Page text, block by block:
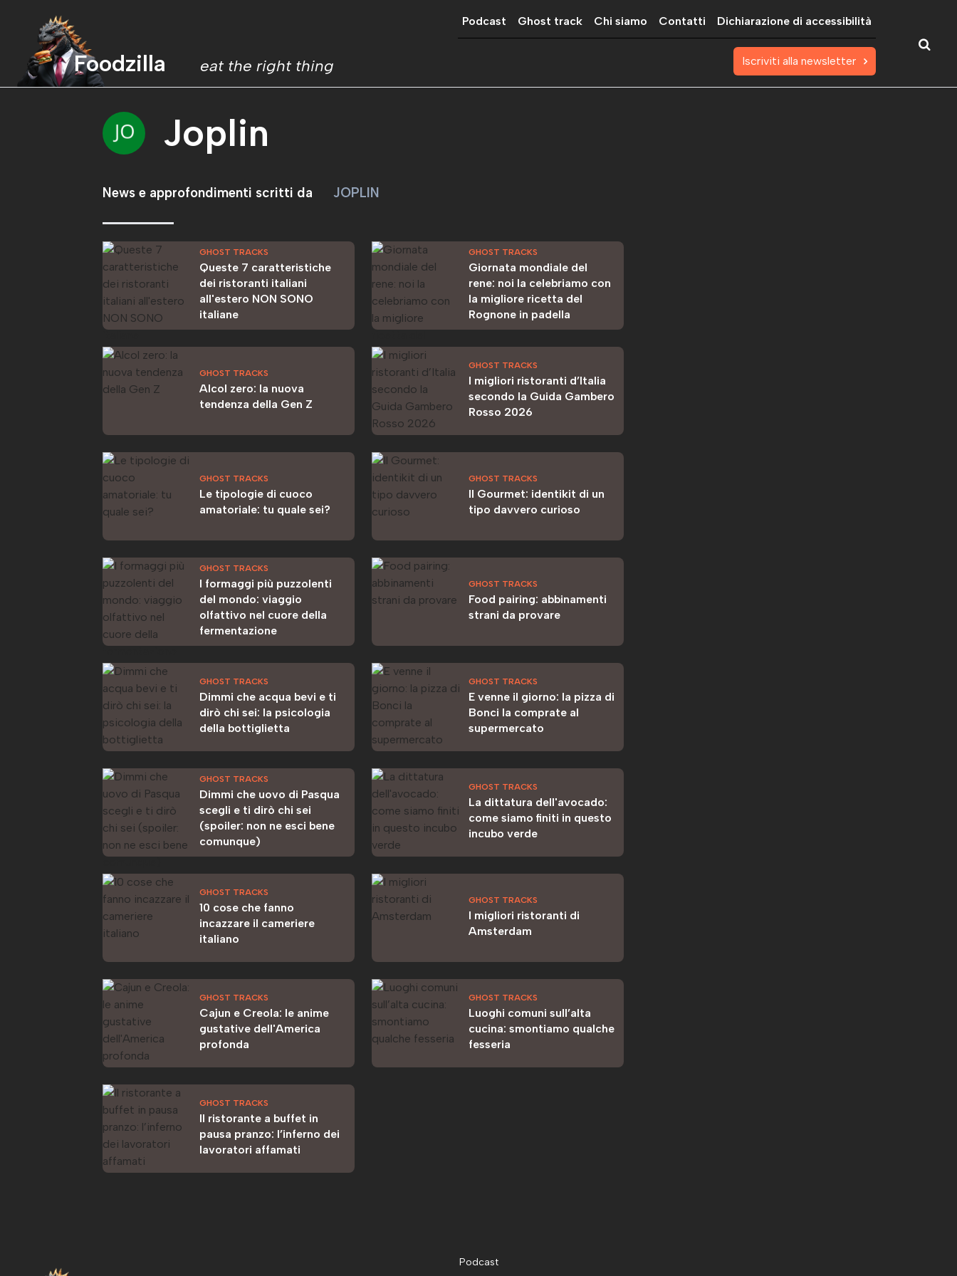
Foodzilla eat the right thing
Podcast Ghost track Chi siamo Contatti Dichiarazione di accessibilità
Iscriviti alla newsletter
Joplin
News e approfondimenti scritti da JOPLIN
GHOST TRACKS
Queste 7 caratteristiche
dei ristoranti italiani
all'estero NON SONO
italiane
GHOST TRACKS
Giornata mondiale del
rene: noi la celebriamo con
la migliore ricetta del
Rognone in padella
GHOST TRACKS
Alcol zero: la nuova
tendenza della Gen Z
GHOST TRACKS
I migliori ristoranti d’Italia
secondo la Guida Gambero
Rosso 2026
GHOST TRACKS
Le tipologie di cuoco
amatoriale: tu quale sei?
GHOST TRACKS
Il Gourmet: identikit di un
tipo davvero curioso
GHOST TRACKS
I formaggi più puzzolenti
del mondo: viaggio
olfattivo nel cuore della
fermentazione
GHOST TRACKS
Food pairing: abbinamenti
strani da provare
GHOST TRACKS
Dimmi che acqua bevi e ti
dirò chi sei: la psicologia
della bottiglietta
GHOST TRACKS
E venne il giorno: la pizza di
Bonci la comprate al
supermercato
GHOST TRACKS
Dimmi che uovo di Pasqua
scegli e ti dirò chi sei
(spoiler: non ne esci bene
comunque)
GHOST TRACKS
La dittatura dell'avocado:
come siamo finiti in questo
incubo verde
GHOST TRACKS
10 cose che fanno
incazzare il cameriere
italiano
GHOST TRACKS
I migliori ristoranti di
Amsterdam
GHOST TRACKS
Cajun e Creola: le anime
gustative dell'America
profonda
GHOST TRACKS
Luoghi comuni sull’alta
cucina: smontiamo qualche
fesseria
GHOST TRACKS
Il ristorante a buffet in
pausa pranzo: l’inferno dei
lavoratori affamati
Podcast